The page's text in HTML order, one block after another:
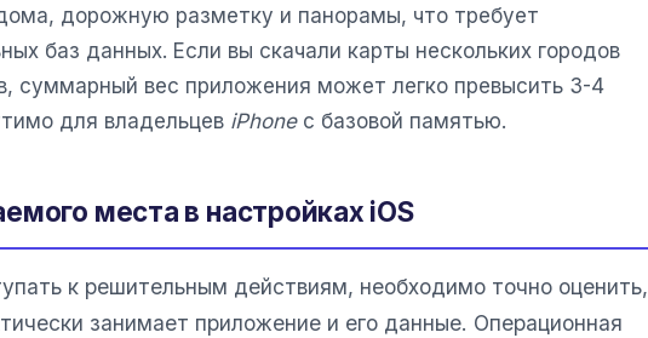
дорожную разметку и панорамы, что требует
баз данных. Если вы скачали карты нескольких городов
суммарный вес приложения может легко превысить 3-4
для владельцев iPhoneс базовой памятью.
места в настройках iOS
к решительным действиям, необходимо точно оценить,
занимает приложение и его данные. Операционная